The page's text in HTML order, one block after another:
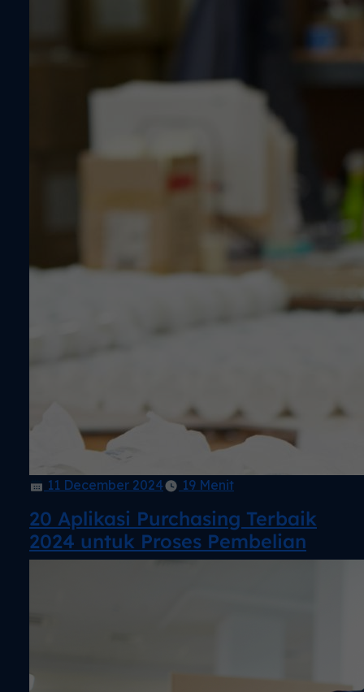
11 December 2024 19 Menit
20 Aplikasi Purchasing Terbaik
2024 untuk Proses Pembelian